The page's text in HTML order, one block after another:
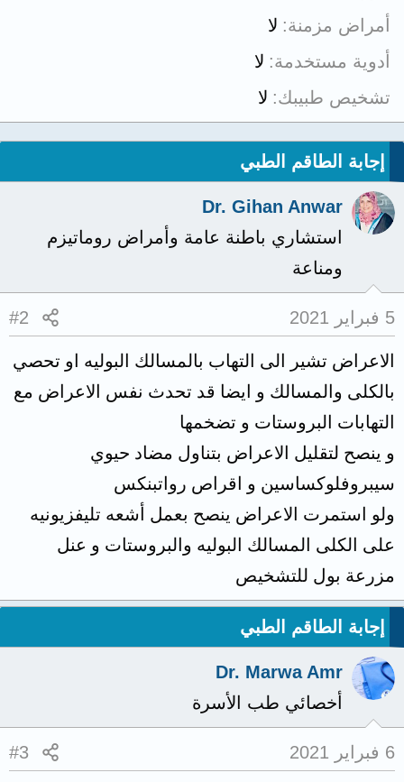
أمراض مزمنة لا
أدوية مستخدمة لا
تشخيص طبيبك لا
إجابة الطاقم الطبي
Dr. Gihan Anwar
استشاري باطنة عامة وأمراض روماتيزم
ومناعة
5 فبراير 2021 #2
الاعراض تشير الى التهاب بالمسالك البوليه او تحصي
بالكلى والمسالك و ايضا قد تحدث نفس الاعراض مع
التهابات البروستات و تضخمها
و ينصح لتقليل الاعراض بتناول مضاد حيوي
سيبروفلوكساسين و اقراص رواتبنكس
ولو استمرت الاعراض ينصح بعمل أشعه تليفزيونيه
على الكلى المسالك البوليه والبروستات و عنل
مزرعة بول للتشخيص
إجابة الطاقم الطبي
Dr. Marwa Amr
أخصائي طب الأسرة
6 فبراير 2021 #3